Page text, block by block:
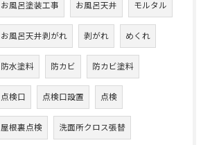
お風呂塗装工事 お風呂天井 モルタル
お風呂天井剥がれ 剥がれ めくれ
防水塗料 防カビ 防カビ塗料
点検口 点検口設置 点検
屋根裏点検 洗面所クロス張替